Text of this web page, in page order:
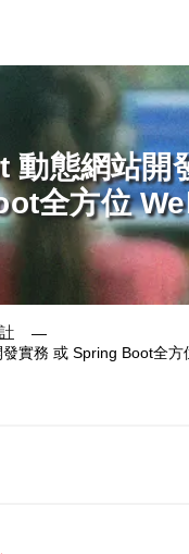
態網站開
全方位
—
實務 或 Spring Boot全方